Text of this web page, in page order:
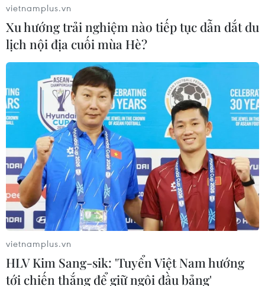
vietnamplus.vn
Xu hướng trải nghiệm nào tiếp tục dẫn dắt du
lịch nội địa cuối mùa Hè?
vietnamplus.vn
HLV Kim Sang-sik: 'Tuyển Việt Nam hướng
tới chiến thắng để giữ ngôi đầu bảng'